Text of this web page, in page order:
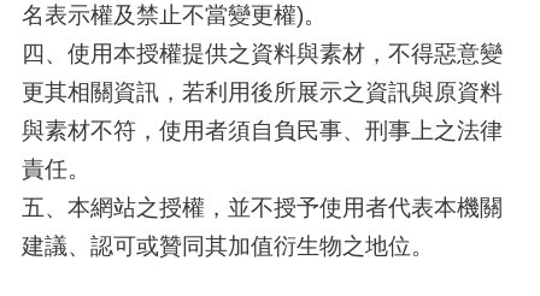
名表示權及禁止不當變更權)。
四、使用本授權提供之資料與素材，不得惡意變
更其相關資訊，若利用後所展示之資訊與原資料
與素材不符，使用者須自負民事、刑事上之法律
責任。
五、本網站之授權，並不授予使用者代表本機關
建議、認可或贊同其加值衍生物之地位。